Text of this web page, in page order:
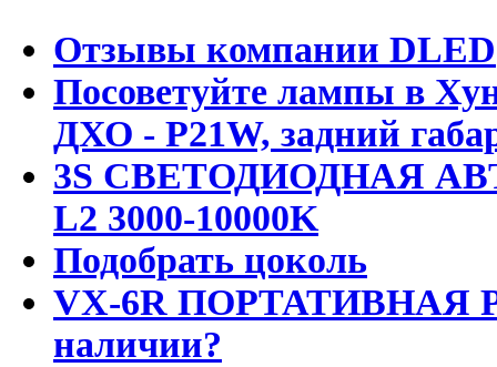
Отзывы компании DLED
Посоветуйте лампы в
ДХО - P21W, задний
3S СВЕТОДИОДНАЯ
L2 3000-10000K
Подобрать цоколь
VX-6R ПОРТАТИВНАЯ
наличии?